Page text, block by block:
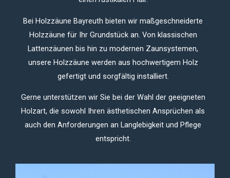
Bei Holzzäune Bayreuth bieten wir maßgeschneiderte
Holzzäune für Ihr Grundstück an. Von klassischen
Lattenzäunen bis hin zu modernen Zaunsystemen,
unsere Holzzäune werden aus hochwertigem Holz
gefertigt und sorgfältig installiert.
Gerne unterstützen wir Sie bei der Wahl der geeigneten
Holzart, die sowohl Ihren ästhetischen Ansprüchen als
auch den Anforderungen an Langlebigkeit und Pflege
entspricht.